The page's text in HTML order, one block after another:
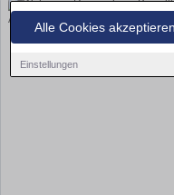
Alle Cookies akzeptieren
Einstellungen